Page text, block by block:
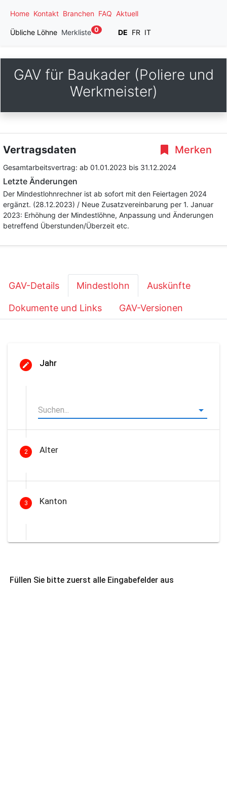
Home Kontakt Branchen FAQ Aktuell
Übliche Löhne Merkliste 0 DE FR IT
GAV für Baukader (Poliere und
Werkmeister)
Merken
Vertragsdaten
Gesamtarbeitsvertrag: ab 01.01.2023 bis 31.12.2024
Letzte Änderungen
Der Mindestlohnrechner ist ab sofort mit den Feiertagen 2024
ergänzt. (28.12.2023) / Neue Zusatzvereinbarung per 1. Januar
2023: Erhöhung der Mindestlöhne, Anpassung und Änderungen
betreffend Überstunden/Überzeit etc.
GAV-Details Mindestlohn Auskünfte
Dokumente und Links GAV-Versionen
Jahr
2 Alter
3 Kanton
Füllen Sie bitte zuerst alle Eingabefelder aus